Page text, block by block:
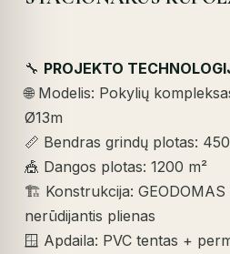
🔧 PROJEKTO
🌐 Modelis: Pokylių
Ø13m
📏 Bendras grindų plotas:
🎪 Dangos plotas: 1200 m²
🏗️ Konstrukcija: GEODOMAS
nerūdijantis plienas
🪟 Apdaila: PVC tentas +